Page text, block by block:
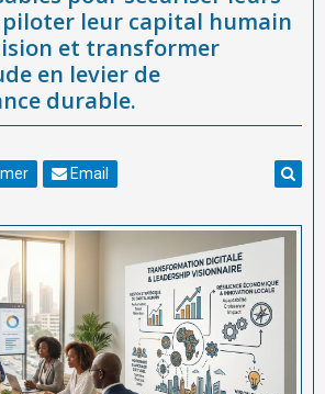
piloter leur capital humain
et transformer
en levier de
durable.
Email